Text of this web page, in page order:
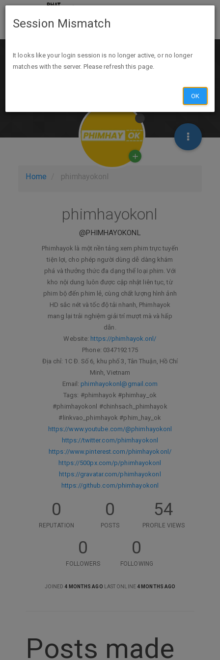
Home phimhayokonl
phimhayokonl
@PHIMHAYOKONL
Phimhayok là một nền tảng xem phim trực tuyến
tiện lợi, cho phép người dùng dễ dàng khám
phá và thưởng thức đa dạng thể loại phim. Với
kho nội dung luôn được cập nhật liên tục, từ
phim bộ đến phim lẻ, cùng chất lượng hình ảnh
HD sắc nét và tốc độ tải nhanh, Phimhayok
mang lại trải nghiệm giải trí mượt mà và hấp
dẫn.
Website: https://phimhayok.onl/
Phone: 0347192175
Địa chỉ: 1C Đ. Số 6, khu phố 3, Tân Thuận, Hồ Chí
Minh, Vietnam
Email: phimhayokonl@gmail.com
Tags: #phimhayok #phimhay_ok
#phimhayokonl #chinhsach_phimhayok
#linkvao_phimhayok #phim_hay_ok
https://www.youtube.com/@phimhayokonl
https://twitter.com/phimhayokonl
https://www.pinterest.com/phimhayokonl/
https://500px.com/p/phimhayokonl
https://gravatar.com/phimhayokonl
https://github.com/phimhayokonl
0
REPUTATION
0
POSTS
54
PROFILE VIEWS
0
FOLLOWERS
0
FOLLOWING
JOINED 4 MONTHS AGO LAST ONLINE4 MONTHS AGO
Posts made
Session Mismatch
It looks like your login session is no longer active, or no longer
matches with the server. Please refresh this page.
OK